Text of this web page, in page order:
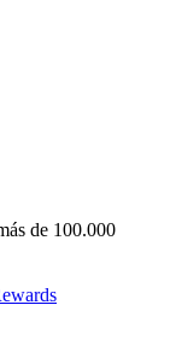
de 100.000